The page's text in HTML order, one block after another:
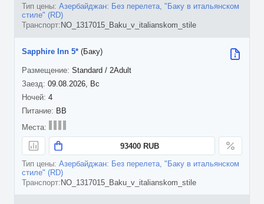
Азербайджан: Без перелета, "Баку в итальянском
стиле" (RD)
NO_1317015_Baku_v_italianskom_stile
09.08.2026, Вс
4
Sapphire Inn 5* (Баку)
Standard / 2Adult
BB
93400 RUB
Азербайджан: Без перелета, "Баку в итальянском
стиле" (RD)
NO_1317015_Baku_v_italianskom_stile